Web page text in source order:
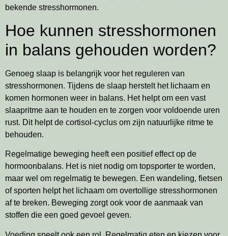
bekende stresshormonen.
Hoe kunnen stresshormonen
in balans gehouden worden?
Genoeg slaap is belangrijk voor het reguleren van
stresshormonen. Tijdens de slaap herstelt het lichaam en
komen hormonen weer in balans. Het helpt om een vast
slaapritme aan te houden en te zorgen voor voldoende uren
rust. Dit helpt de cortisol-cyclus om zijn natuurlijke ritme te
behouden.
Regelmatige beweging heeft een positief effect op de
hormoonbalans. Het is niet nodig om topsporter te worden,
maar wel om regelmatig te bewegen. Een wandeling, fietsen
of sporten helpt het lichaam om overtollige stresshormonen
af te breken. Beweging zorgt ook voor de aanmaak van
stoffen die een goed gevoel geven.